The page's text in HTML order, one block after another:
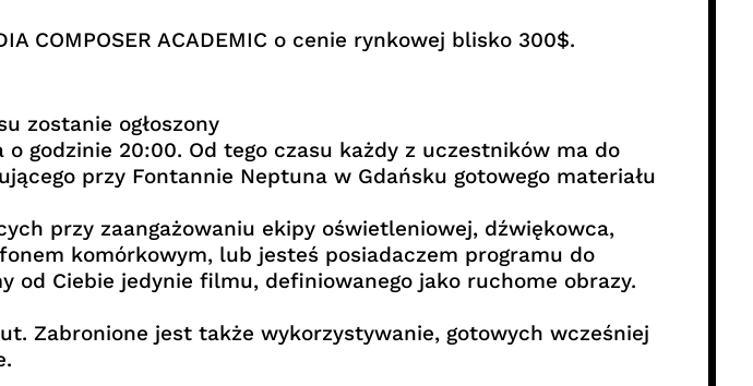
COMPOSER ACADEMIC o cenie rynkowej blisko 300$.
zostanie ogłoszony
godzinie 20:00. Od tego czasu każdy z uczestników ma do
przy Fontannie Neptuna w Gdańsku gotowego materiału
przy zaangażowaniu ekipy oświetleniowej, dźwiękowca,
komórkowym, lub jesteś posiadaczem programu do
Ciebie jedynie filmu, definiowanego jako ruchome obrazy.
Zabronione jest także wykorzystywanie, gotowych wcześniej